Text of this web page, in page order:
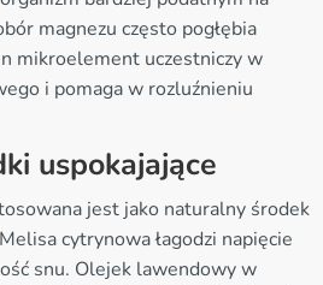
magnezu często pogłębia
mikroelement uczestniczy w
i pomaga w rozluźnieniu
uspokajające
jest jako naturalny środek
cytrynowa łagodzi napięcie
snu. Olejek lawendowy w